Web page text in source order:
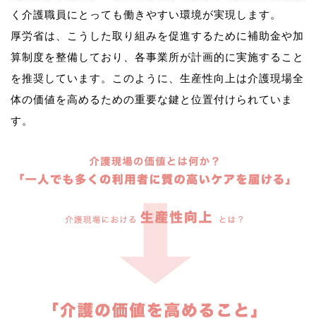
く介護職員にとっても働きやすい環境が実現します。
厚労省は、こうした取り組みを促進するために補助金や加
算制度を整備しており、各事業所が計画的に実施すること
を推奨しています。このように、生産性向上は介護現場全
体の価値を高めるための重要な鍵と位置付けられていま